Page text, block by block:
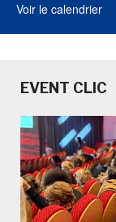
Voir le calendrier
EVENT CLIC